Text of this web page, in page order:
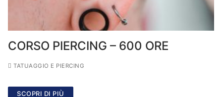
CORSO PIERCING – 600 ORE
TATUAGGIO E PIERCING
SCOPRI DI PIÙ